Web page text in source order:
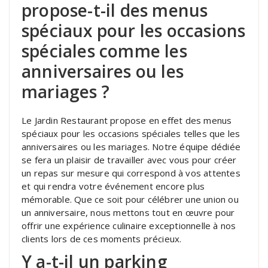
propose-t-il des menus
spéciaux pour les occasions
spéciales comme les
anniversaires ou les
mariages ?
Le Jardin Restaurant propose en effet des menus
spéciaux pour les occasions spéciales telles que les
anniversaires ou les mariages. Notre équipe dédiée
se fera un plaisir de travailler avec vous pour créer
un repas sur mesure qui correspond à vos attentes
et qui rendra votre événement encore plus
mémorable. Que ce soit pour célébrer une union ou
un anniversaire, nous mettons tout en œuvre pour
offrir une expérience culinaire exceptionnelle à nos
clients lors de ces moments précieux.
Y a-t-il un parking